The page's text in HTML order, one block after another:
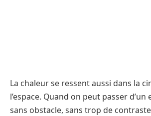
La chaleur se ressent aussi dans la
l’espace. Quand on peut passer d’un
sans obstacle, sans trop de contraste,